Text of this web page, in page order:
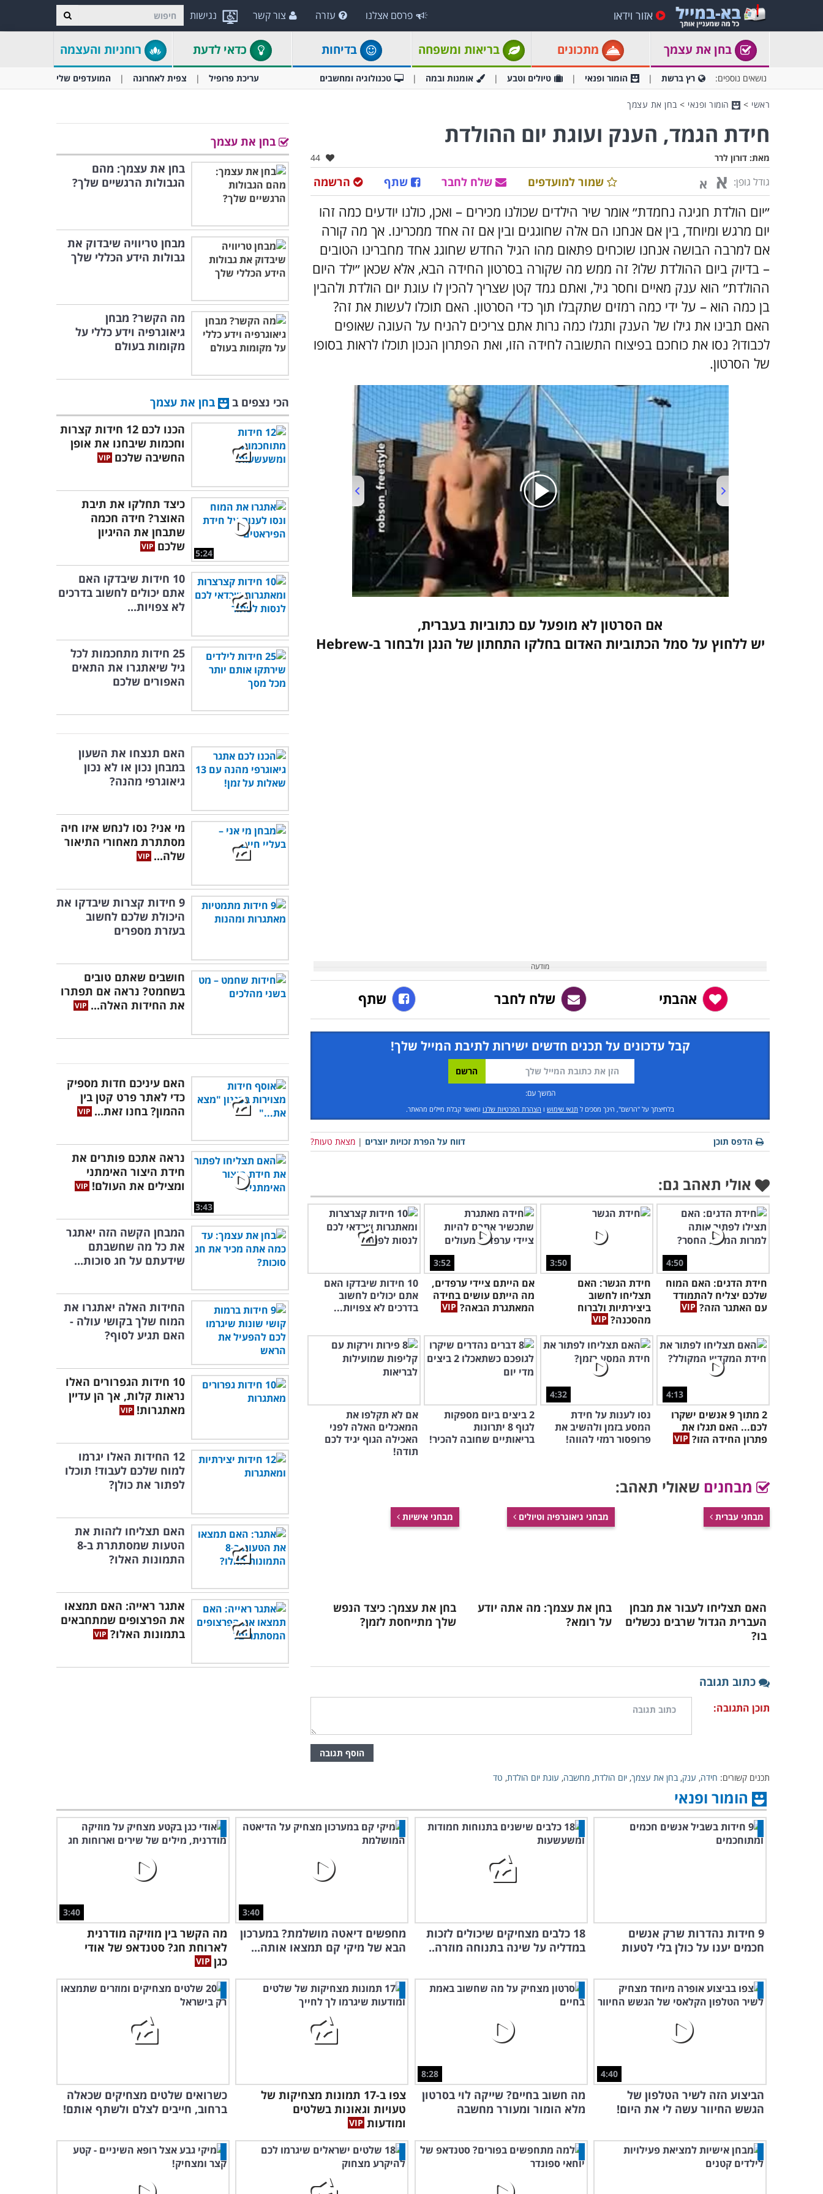
נגישות אזור וידאו פרסם אצלנו עזרה צור קשר
בחן את עצמך מתכונים בריאות ומשפחה בדיחות כדאי לדעת רוחניות והעצמה
נושאים נוספים: רץ ברשת הומור ופנאי טיולים וטבע אומנות ובמה טכנולוגיה ומחשבים עריכת פרופיל צפית לאחרונה המועדפים שלי
ראשי > הומור ופנאי > בחן את עצמך
חידת הגמד, הענק ועוגת יום ההולדת
מאת: דורון לרר אהבו:
44
גודל גופן: א א הרשמה שתף שלח לחבר שמור למועדפים
״יום הולדת חגיגה נחמדת״ אומר שיר הילדים שכולנו מכירים – ואכן, כולנו יודעים כמה זהו
יום מרגש ומיוחד, בין אם אנחנו הם אלה שחוגגים ובין אם זה אחד ממכרינו. אך מה קורה
אם למרבה הבושה אנחנו שוכחים פתאום מהו הגיל החדש שחוגג אחד מחברינו הטובים
– בדיוק ביום ההולדת שלו? זה ממש מה שקורה בסרטון החידה הבא, אלא שכאן ״ילד היום
ההולדת״ הוא ענק מאיים וחסר גיל, ואתם גמד קטן שצריך להכין לו עוגת יום הולדת ולהבין
בן כמה הוא – על ידי כמה רמזים שתקבלו תוך כדי הסרטון. האם תוכלו לעשות את זה?
האם תבינו את גילו של הענק ותגלו כמה נרות אתם צריכים להניח על העוגה שאופים
לכבודו? נסו את כוחכם בפיצוח התשובה לחידה הזו, ואת הפתרון הנכון תוכלו לראות בסופו
של הסרטון.
00:00 /01:05
אם הסרטון לא מופעל עם כתוביות בעברית,
יש ללחוץ על סמל הכתוביות האדום בחלקו התחתון של הנגן ולבחור ב-Hebrew
אהבתי שלח לחבר שתף
קבל עדכונים על תכנים חדשים ישירות לתיבת המייל שלך!
המשך עם:
בלחיצתך על "הרשם", הינך מסכים ל תנאי שימוש ו הצהרת הפרטיות שלנו ומאשר קבלת מיילים מהאתר.
דווח על הפרת זכויות יוצרים | מצאת טעות? הדפס תוכן
אולי תאהב גם:
4:50
חידת הדגים: האם המוח
שלכם יצליח להתמודד
עם האתגר הזה?
3:50
חידת הגשר: האם
תצליחו לחשוב
ביצירתיות ולברוח
מהסכנה?
3:52
אם הייתם ציידי ערפדים,
מה הייתם עושים בחידה
המאתגרת הבאה?
10 חידות שיבדקו האם
אתם יכולים לחשוב
בדרכים לא צפויות...
4:13
2 מתוך 9 אנשים ישקרו
לכם... האם תגלו את
פתרון החידה הזו?
4:32
נסו לענות על חידת
המסע בזמן ולהשיב את
פרופסור רמזי להווה!
2 ביצים ביום מספקות
לגוף 8 יתרונות
בריאותיים שחובה להכיר!
אם לא תקלפו את
המאכלים האלה לפני
האכילה הגוף יגיד לכם
תודה!
מבחנים שאולי תאהב:
מבחני עברית
האם תצליחו לעבור את מבחן
העברית הגדול שרבים נכשלים
בו?
מבחני גיאוגרפיה וטיולים
בחן את עצמך: מה אתה יודע
על רומא?
מבחני אישיות
בחן את עצמך: כיצד הנפש
שלך מתייחסת לזמן?
כתוב תגובה
תוכן התגובה:
הוסף תגובה
תכנים קשורים: חידה, ענק,בחן את עצמך, יום הולדת, מחשבה, עוגת יום הולדת, טד
בחן את עצמך
בחן את עצמך: מהם
הגבולות הרגשיים שלך?
מבחן טריוויה שיבדוק את
גבולות הידע הכללי שלך
מה הקשר? מבחן
גיאוגרפיה וידע כללי על
מקומות בעולם
הכי נצפים ב
בחן את עצמך
הכנו לכם 12 חידות קצרות
וחכמות שיבחנו את אופן
החשיבה שלכם
5:24
כיצד תחלקו את תיבת
האוצר? חידה חכמה
שתבחן את ההיגיון
שלכם
10 חידות שיבדקו האם
אתם יכולים לחשוב בדרכים
לא צפויות...
25 חידות מתחכמות לכל
גיל שיאתגרו את התאים
האפורים שלכם
האם תנצחו את השעון
במבחן נכון או לא נכון
גיאוגרפי מהנה?
מי אני? נסו לנחש איזו חיה
מסתתרת מאחורי התיאור
שלה...
9 חידות קצרות שיבדקו את
היכולת שלכם לחשוב
בעזרת מספרים
חושבים שאתם טובים
בשחמט? נראה אם תפתרו
את החידות האלה...
האם עיניכם חדות מספיק
כדי לאתר פרט קטן בין
ההמון? בחנו זאת...
3:43
נראה אתכם פותרים את
חידת היצור האימתני
ומצילים את העולם!
המבחן הקשה הזה יאתגר
את כל מה שחשבתם
שידעתם על חג סוכות...
החידות האלה יאתגרו את
המוח שלך בקושי עולה -
האם תגיע לסוף?
10 חידות הגפרורים האלו
נראות קלות, אך הן עדיין
מאתגרות!
12 החידות האלו יגרמו
למוח שלכם לעבוד! תוכלו
לפתור את כולן?
האם תצליחו לזהות את
הטעות שמסתתרת ב-8
התמונות האלו?
אתגר ראייה: האם תמצאו
את הפרצופים שמתחבאים
בתמונות האלו?
הומור ופנאי
9 חידות נהדרות שרק אנשים
חכמים יענו על כולן בלי לטעות
18 כלבים מצחיקים שיכולים לזכות
במדליה על שינה בתנוחה מוזרה..
3:40
מחפשים דיאטה מושלמת? במערכון
הבא של מיקי קם תמצאו אותה...
3:40
מה הקשר בין מוזיקה מודרנית
לארוחת חג? סטנדאפ של אודי
כגן
4:40
הביצוע הזה לשיר הטלפון של
הגשש החיוור עשה לי את היום!
8:28
מה חשוב בחיים? שייקה לוי בסרטון
מלא הומור ומעורר מחשבה
צפו ב-17 תמונות מצחיקות של
טעויות וגאונות בשלטים
ומודעות
כשרואים שלטים מצחיקים שכאלה
ברחוב, חייבים לצלם ולשתף אותם!